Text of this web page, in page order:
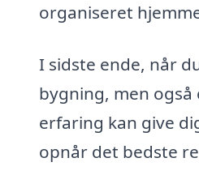
organiseret
I sidste ende, når
bygning, men
erfaring kan give
opnår det bedste